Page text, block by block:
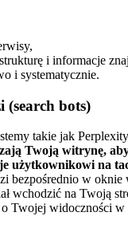
i informacje
i systematycznie.
(search bots)
takie jak
Twoją witrynę,
użytkownikowi na
bezpośrednio w
wchodzić na Twoją
Twojej widoczności